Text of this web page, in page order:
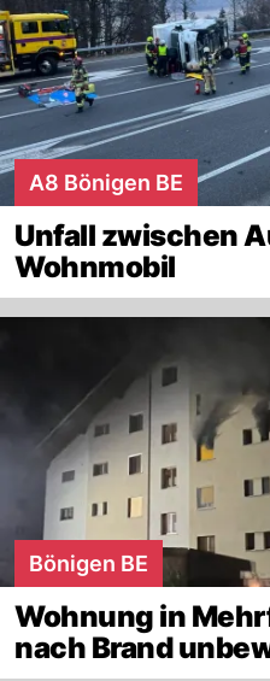
A8 Bönigen BE
Unfall zwischen
Wohnmobil
Bönigen BE
Wohnung in
nach Brand